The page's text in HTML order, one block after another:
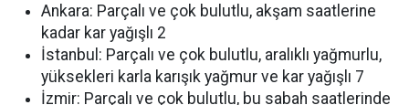
Ankara: Parçalı ve çok bulutlu, akşam saatlerine
kadar kar yağışlı 2
İstanbul: Parçalı ve çok bulutlu, aralıklı yağmurlu,
yüksekleri karla karışık yağmur ve kar yağışlı 7
İzmir: Parçalı ve çok bulutlu, bu sabah saatlerinde